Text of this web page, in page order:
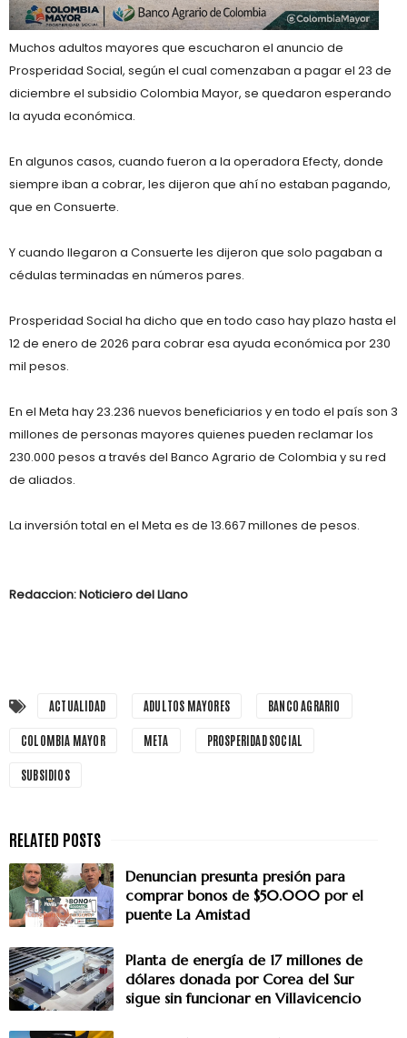
Muchos adultos mayores que escucharon el anuncio de
Prosperidad Social, según el cual comenzaban a pagar el 23 de
diciembre el subsidio Colombia Mayor, se quedaron esperando
la ayuda económica.
En algunos casos, cuando fueron a la operadora Efecty, donde
siempre iban a cobrar, les dijeron que ahí no estaban pagando,
que en Consuerte.
Y cuando llegaron a Consuerte les dijeron que solo pagaban a
cédulas terminadas en números pares.
Prosperidad Social ha dicho que en todo caso hay plazo hasta el
12 de enero de 2026 para cobrar esa ayuda económica por 230
mil pesos.
En el Meta hay 23.236 nuevos beneficiarios y en todo el país son 3
millones de personas mayores quienes pueden reclamar los
230.000 pesos a través del Banco Agrario de Colombia y su red
de aliados.
La inversión total en el Meta es de 13.667 millones de pesos.
Redaccion: Noticiero del Llano
ACTUALIDAD ADULTOS MAYORES BANCO AGRARIO
COLOMBIA MAYOR META PROSPERIDAD SOCIAL
SUBSIDIOS
Denuncian presunta presión para
comprar bonos de $50.000 por el
puente La Amistad
Planta de energía de 17 millones de
dólares donada por Corea del Sur
sigue sin funcionar en Villavicencio